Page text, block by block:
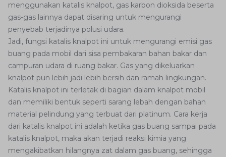
menggunakan katalis knalpot, gas karbon dioksida beserta
gas-gas lainnya dapat disaring untuk mengurangi
penyebab terjadinya polusi udara.
Jadi, fungsi katalis knalpot ini untuk mengurangi emisi gas
buang pada mobil dari sisa pembakaran bahan bakar dan
campuran udara di ruang bakar. Gas yang dikeluarkan
knalpot pun lebih jadi lebih bersih dan ramah lingkungan.
Katalis knalpot ini terletak di bagian dalam knalpot mobil
dan memiliki bentuk seperti sarang lebah dengan bahan
material pelindung yang terbuat dari platinum. Cara kerja
dari katalis knalpot ini adalah ketika gas buang sampai pada
katalis knalpot, maka akan terjadi reaksi kimia yang
mengakibatkan hilangnya zat dalam gas buang, sehingga